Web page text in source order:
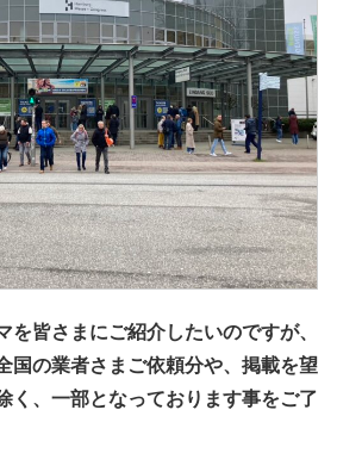
皆さまにご紹介したいのですが、
国の業者さまご依頼分や、掲載を望
く、一部となっております事をご了